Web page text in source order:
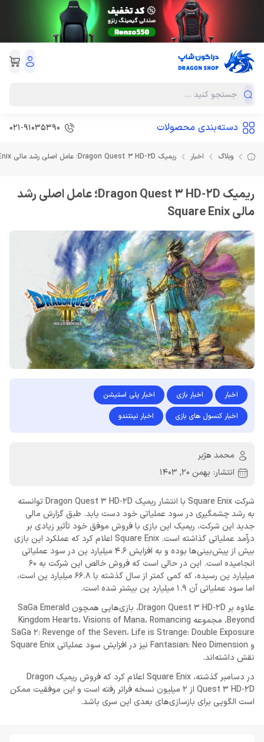
دسته‌بندی محصولات 021-91035390
وبلاگ اخبار ریمیک Dragon Quest 3 HD-2D؛ عامل اصلی رشد مالی Square Enix
ریمیک Dragon Quest 3 HD-2D؛ عامل اصلی رشد
مالی Square Enix
اخبار اخبار بازی
اخبار پلی استیشن
اخبار کنسول های بازی
اخبار نینتندو
محمد هژبر
انتشار: بهمن 20, 1403
شرکت Square Enix با انتشار ریمیک Dragon Quest 3 HD-2D توانسته
به رشد چشمگیری در سود عملیاتی خود دست یابد. طبق گزارش مالی
جدید این شرکت، ریمیک این بازی با فروش موفق خود تأثیر زیادی بر
درآمد عملیاتی گذاشته است. Square Enix اعلام کرد که عملکرد این بازی
بیش از پیش‌بینی‌ها بوده و به افزایش 4.6 میلیارد ین در سود عملیاتی
انجامیده است. این در حالی است که فروش خالص این شرکت به 60
میلیارد ین رسیده، که کمی کمتر از سال گذشته با 66.8 میلیارد ین است،
اما سود عملیاتی آن 1.9 میلیارد ین بیشتر شده است.
علاوه بر Dragon Quest 3 HD-2D، بازی‌هایی همچون SaGa Emerald
Beyond، مجموعه Kingdom Hearts، Visions of Mana، Romancing
SaGa 2: Revenge of the Seven، Life is Strange: Double Exposure
و Fantasian: Neo Dimension نیز در افزایش سود عملیاتی Square Enix
نقش داشته‌اند.
در دسامبر گذشته، Square Enix اعلام کرد که فروش ریمیک Dragon
Quest 3 HD-2D از 2 میلیون نسخه فراتر رفته است و این موفقیت ممکن
است الگویی برای بازسازی‌های بعدی این سری باشد.